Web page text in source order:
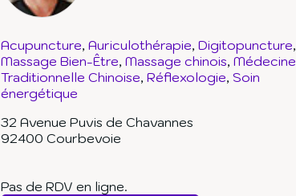
Acupuncture Auriculothérapie Digitopuncture
Massage Bien-Être Massage chinois Médecine
Traditionnelle Chinoise Réflexologie Soin
énergétique
32 Avenue Puvis de Chavannes
92400 Courbevoie
Pas de RDV en ligne.